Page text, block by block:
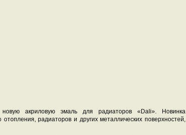
акриловую эмаль для радиаторов «Dali». Новинка
радиаторов и других металлических поверхностей,